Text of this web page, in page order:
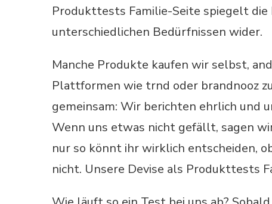
Produkttests Familie-Seite spiegelt
unterschiedlichen Bedürfnissen wider.
Manche Produkte kaufen wir selbst,
Plattformen wie trnd oder brandnooz
gemeinsam: Wir berichten ehrlich und
Wenn uns etwas nicht gefällt, sagen
nur so könnt ihr wirklich entscheiden,
nicht. Unsere Devise als Produkttests